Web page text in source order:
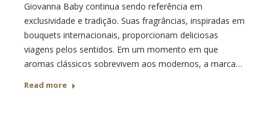
Giovanna Baby continua sendo referência em
exclusividade e tradição. Suas fragrâncias, inspiradas em
bouquets internacionais, proporcionam deliciosas
viagens pelos sentidos. Em um momento em que
aromas clássicos sobrevivem aos modernos, a marca…
Read more